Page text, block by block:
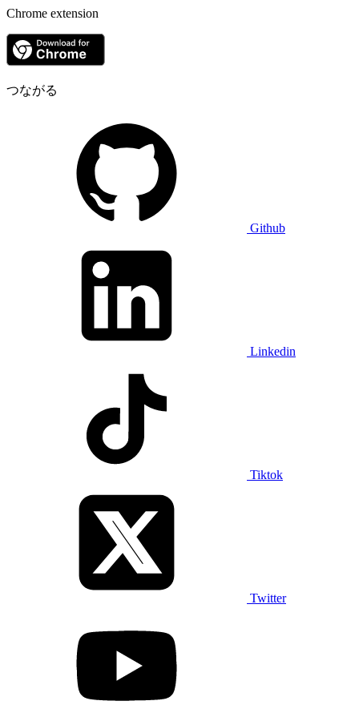
Chrome extension
つながる
Github
Linkedin
Tiktok
Twitter